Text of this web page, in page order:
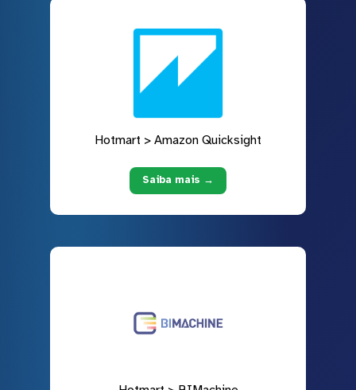
Hotmart > Amazon Quicksight
Saiba mais →